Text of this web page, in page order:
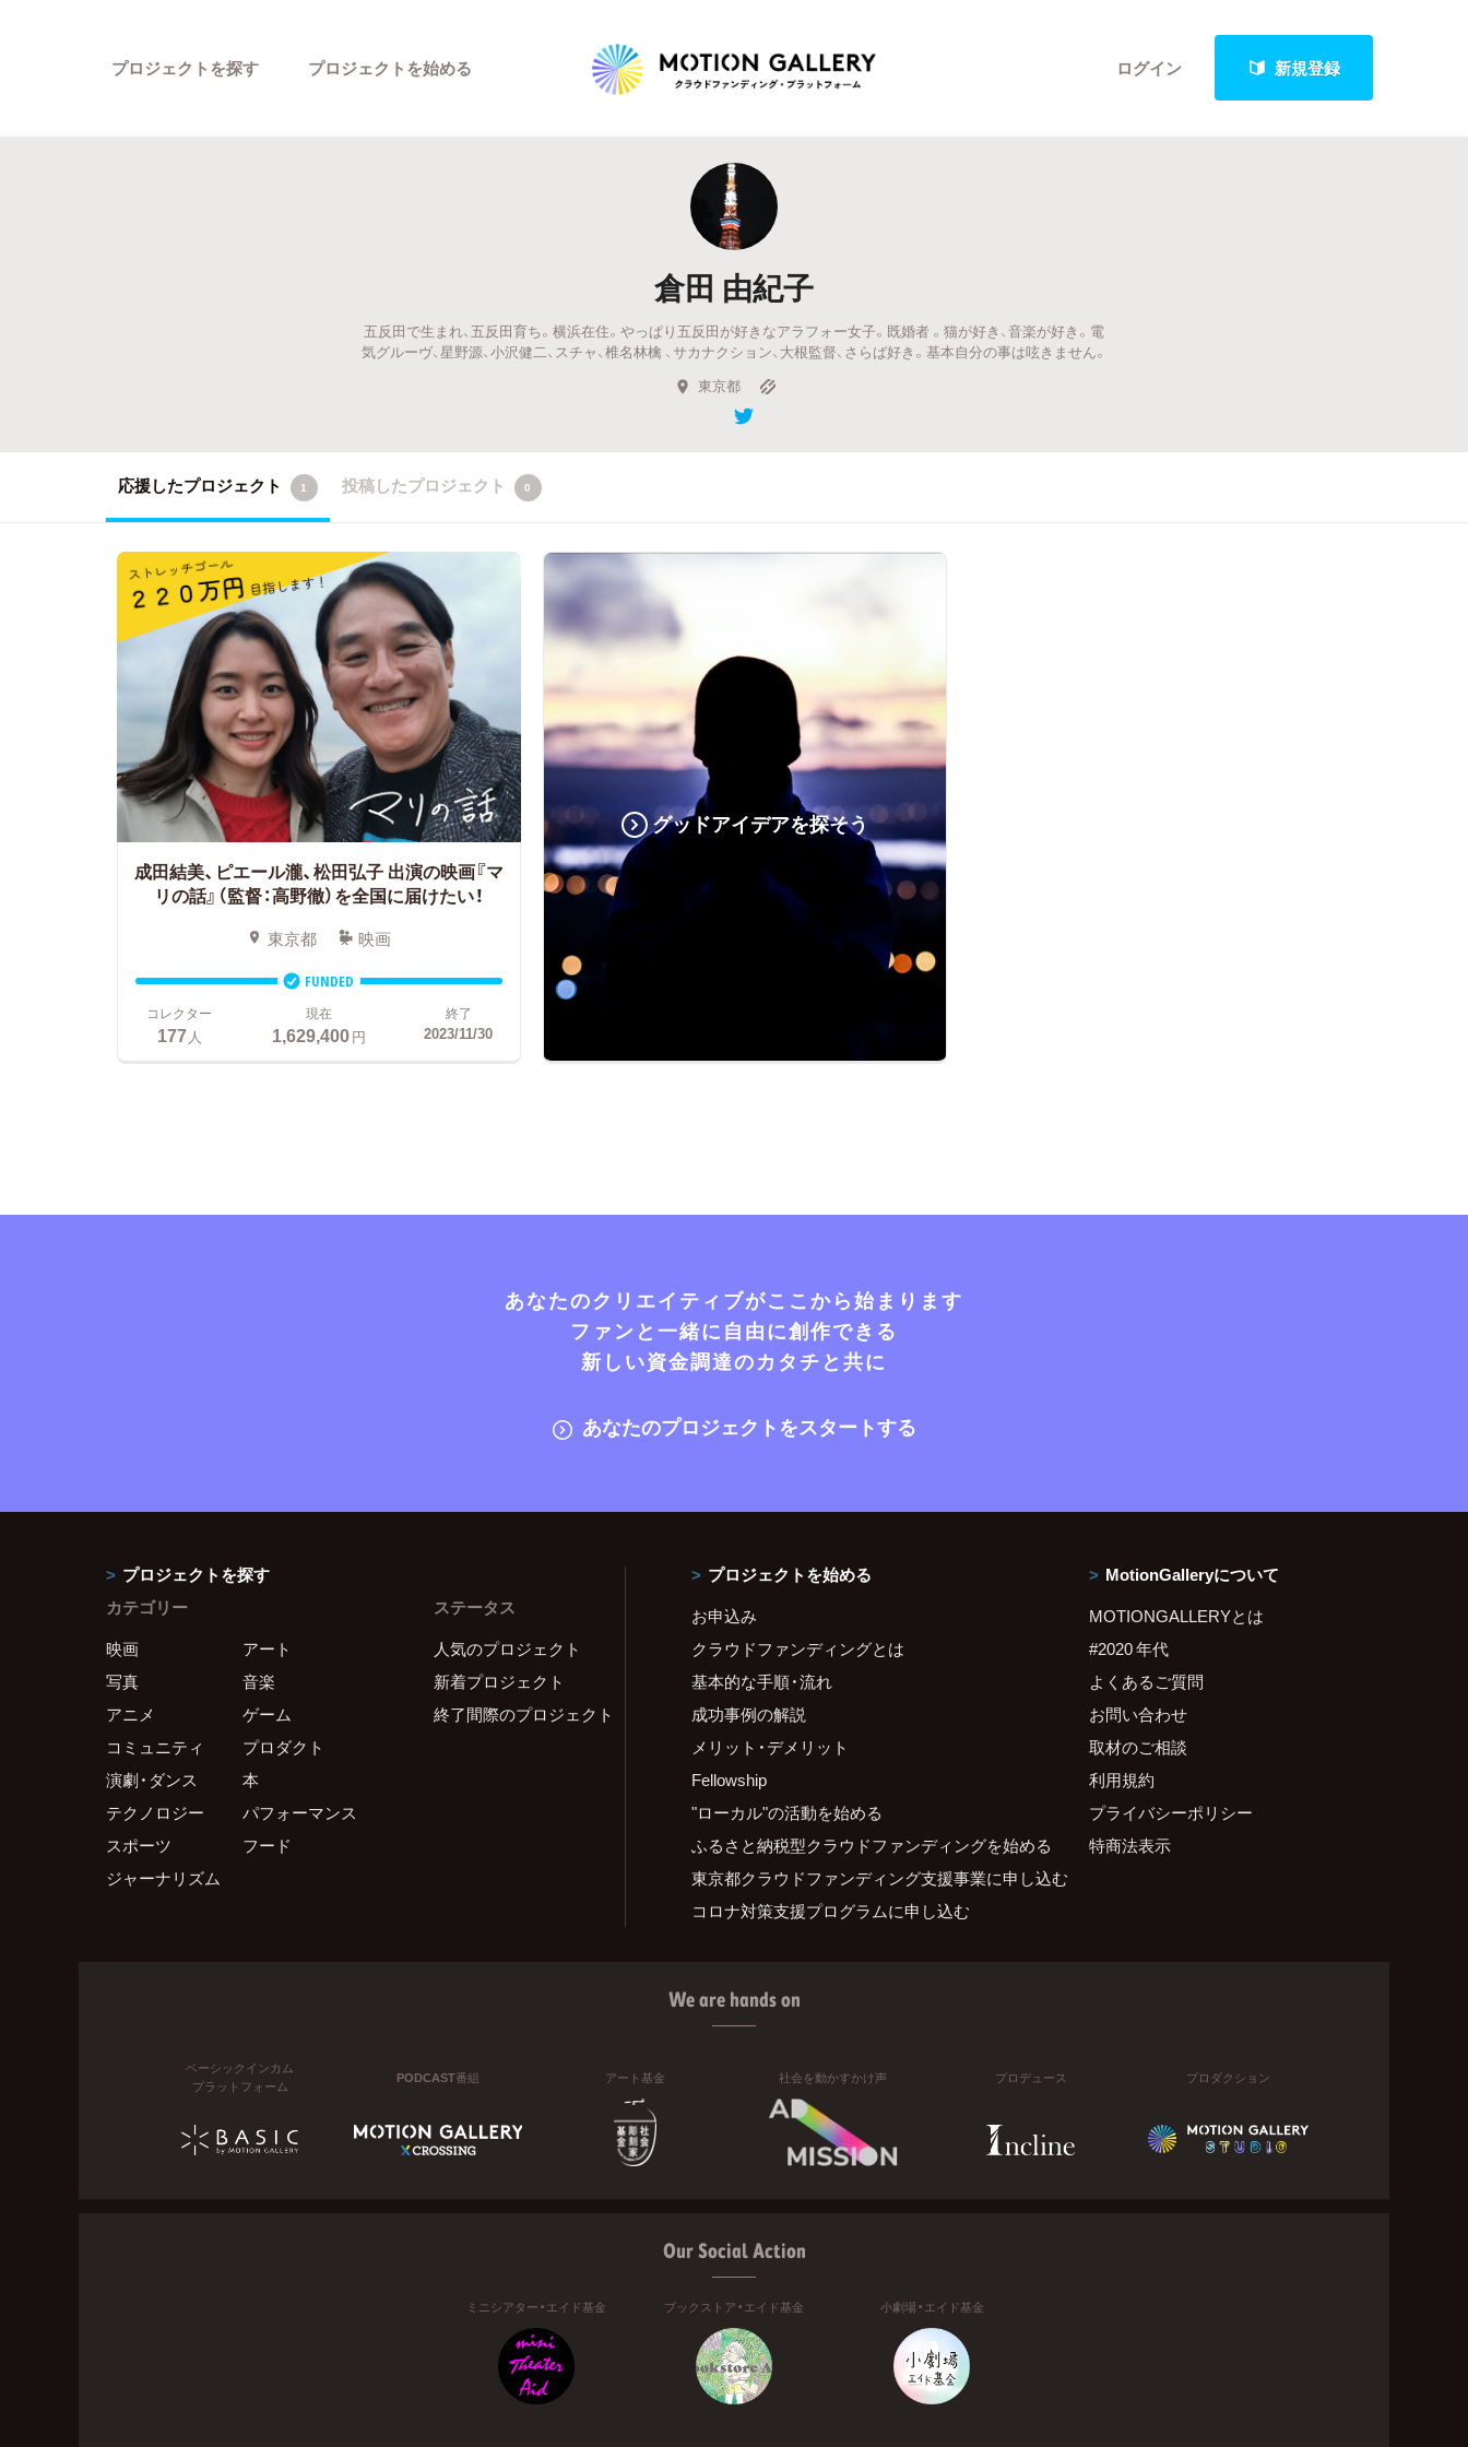
ログイン 新規登録
プロジェクトを探す
Highlight
新着プロジェクト
Feature
カテゴリーから探す タグから探す キュレーターから探す 特集から探す 最新進捗報告から探す
Legendary
プロジェクトを始める
倉田 由紀子
五反田で生まれ、五反田育ち。横浜在住。やっぱり五反田が好きなアラフォー女子。既婚者 。猫が好き、音楽が好き。電
気グルーヴ、星野源、小沢健二、スチャ、椎名林檎 、サカナクション、大根監督、さらば好き。基本自分の事は呟きません。
東京都
応援したプロジェクト 1 投稿したプロジェクト 0
成田結美、ピエール瀧、松田弘子 出演の映画『マ
リの話』（監督：高野徹）を全国に届けたい！
東京都 映画
FUNDED
コレクター
177人
現在
1,629,400円
終了
2023/11/30
グッドアイデアを探そう
あなたのクリエイティブがここから始まります
ファンと一緒に自由に創作できる
新しい資金調達のカタチと共に
あなたのプロジェクトをスタートする
プロジェクトを探す
カテゴリー
映画
アート
写真
音楽
アニメ
ゲーム
コミュニティ
プロダクト
演劇・ダンス
本
テクノロジー
パフォーマンス
スポーツ
フード
ジャーナリズム
ステータス
人気のプロジェクト
新着プロジェクト
終了間際のプロジェクト
プロジェクトを始める
お申込み
クラウドファンディングとは
基本的な手順・流れ
成功事例の解説
メリット・デメリット
Fellowship
"ローカル"の活動を始める
ふるさと納税型クラウドファンディングを始める
東京都クラウドファンディング支援事業に申し込む
コロナ対策支援プログラムに申し込む
MotionGalleryについて
MOTIONGALLERYとは
#2020 年代
よくあるご質問
お問い合わせ
取材のご相談
利用規約
プライバシーポリシー
特商法表示
We are hands on
ベーシックインカム
プラットフォーム
PODCAST番組 アート基金 社会を動かすかけ声 プロデュース プロダクション
Our Social Action
ミニシアター・エイド基金 ブックストア・エイド基金 小劇場・エイド基金